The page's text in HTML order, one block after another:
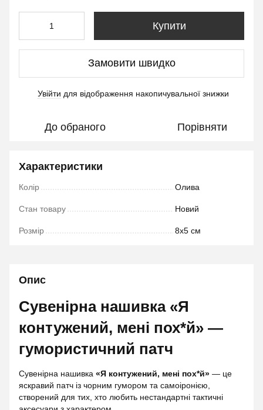
Купити
Замовити швидко
Увійти для відображення накопичувальної знижки
До обраного Порівняти
Характеристики
Колір Олива
Стан товару Новий
Розмір 8x5 см
Опис
Сувенірна нашивка «Я
контужений, мені пох*й» —
гумористичний патч
Сувенірна нашивка «Я контужений, мені пох*й» — це
яскравий патч із чорним гумором та самоіронією,
створений для тих, хто любить нестандартні тактичні